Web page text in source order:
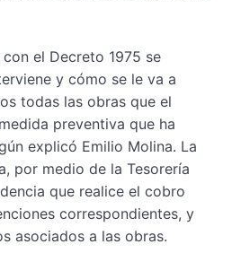
el Decreto 1975 se
y cómo se le va a
todas las obras que el
preventiva que ha
explicó Emilio Molina. La
por medio de la Tesorería
que realice el cobro
correspondientes, y
asociados a las obras.